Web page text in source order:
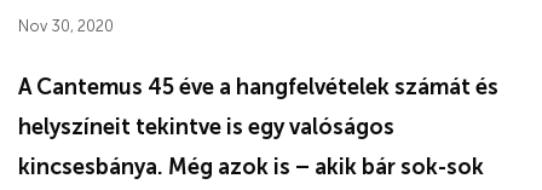
Nov 30, 2020
A Cantemus 45 éve a hangfelvételek számát és
helyszíneit tekintve is egy valóságos
kincsesbánya. Még azok is – akik bár sok-sok